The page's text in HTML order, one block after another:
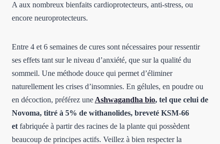
A aux nombreux bienfaits cardioprotecteurs, anti-stress, ou
encore neuroprotecteurs.
Entre 4 et 6 semaines de cures sont nécessaires pour ressentir
ses effets tant sur le niveau d’anxiété, que sur la qualité du
sommeil. Une méthode douce qui permet d’éliminer
naturellement les crises d’insomnies. En gélules, en poudre ou
en décoction, préférez une Ashwagandha bio, tel que celui de
Novoma, titré à 5% de withanolides, breveté KSM-66
et fabriquée à partir des racines de la plante qui possèdent
beaucoup de principes actifs. Veillez à bien respecter la